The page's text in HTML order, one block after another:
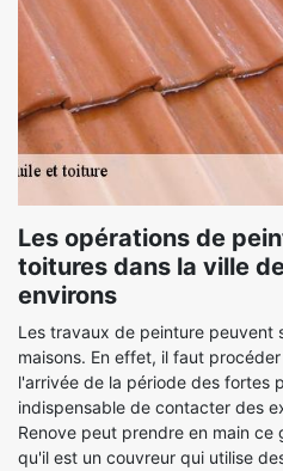
Les opérations de
toitures dans la ville
environs
Les travaux de peinture peuvent
maisons. En effet, il faut
l'arrivée de la période des fortes
indispensable de contacter des
Renove peut prendre en main
qu'il est un couvreur qui utilise